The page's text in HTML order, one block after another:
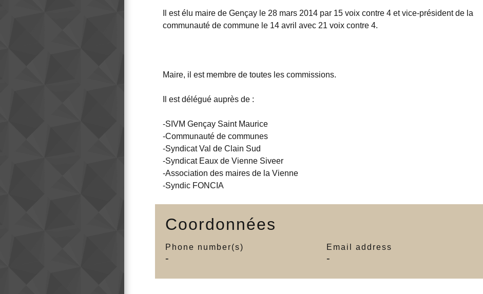
Il est élu maire de Gençay le 28 mars 2014 par 15 voix contre 4 et vice-président de la
communauté de commune le 14 avril avec 21 voix contre 4.
Maire, il est membre de toutes les commissions.
Il est délégué auprès de :
-SIVM Gençay Saint Maurice
-Communauté de communes
-Syndicat Val de Clain Sud
-Syndicat Eaux de Vienne Siveer
-Association des maires de la Vienne
-Syndic FONCIA
Coordonnées
Phone number(s)
-
Email address
-